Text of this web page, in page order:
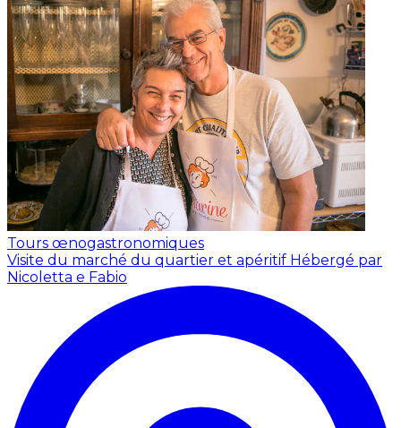
Tours œnogastronomiques
Visite du marché du quartier et apéritif Hébergé par
Nicoletta e Fabio